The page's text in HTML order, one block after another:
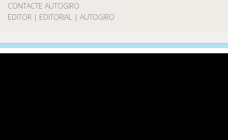
CONTACTE AUTOGIRO
EDITOR | EDITORIAL | AUTOGIRO